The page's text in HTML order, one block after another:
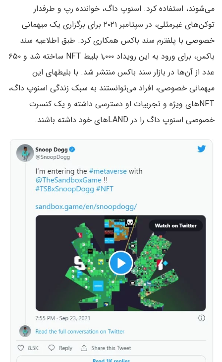
می‌شوند، استفاده کرد. اسنوپ داگ، خواننده رپ و طرفدار
توکن‌های غیرمثلی، در سپتامبر ۲۰۲۱ برای برگزاری یک میهمانی
خصوصی با پلفترم سند باکس همکاری کرد. طبق اطلاعیه سند
باکس، برای ورود به این رویداد ۱٬۰۰۰ بلیط NFT ساخته شد و ۶۵۰
عدد از آن‌ها در بازار سند باکس منتشر شد. با بلیطهای این
میهمانی خصوصی، افراد می‌توانستند به سبک زندگی اسنوپ داگ،
NFTهای ویژه و تجربیات او دسترسی داشته و یک کنسرت
خصوصی اسنوپ داگ را در LANDهای خود داشته باشند.